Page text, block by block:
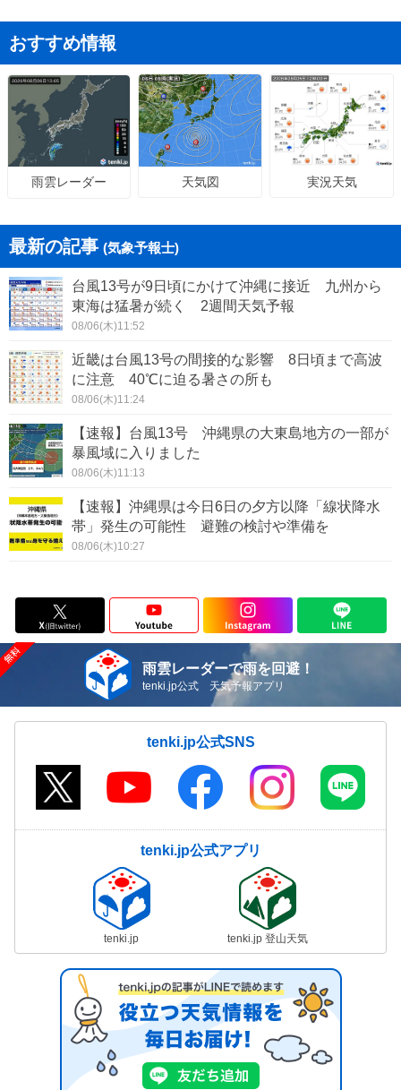
おすすめ情報
雨雲レーダー 天気図 実況天気
最新の記事 (気象予報士)
台風13号が9日頃にかけて沖縄に接近 九州から
東海は猛暑が続く 2週間天気予報
08/06(木)11:52
近畿は台風13号の間接的な影響 8日頃まで高波
に注意 40℃に迫る暑さの所も
08/06(木)11:24
【速報】台風13号 沖縄県の大東島地方の一部が
暴風域に入りました
08/06(木)11:13
【速報】沖縄県は今日6日の夕方以降「線状降水
帯」発生の可能性 避難の検討や準備を
08/06(木)10:27
雨雲レーダーで雨を回避！
tenki.jp公式 天気予報アプリ
tenki.jp公式SNS
tenki.jp公式アプリ
tenki.jp tenki.jp 登山天気